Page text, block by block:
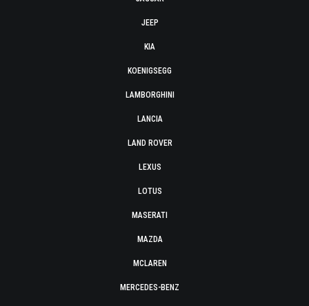
JEEP
KIA
KOENIGSEGG
LAMBORGHINI
LANCIA
LAND ROVER
LEXUS
LOTUS
MASERATI
MAZDA
MCLAREN
MERCEDES-BENZ